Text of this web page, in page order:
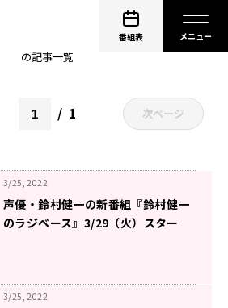
番組表
の記事一覧
1 次ページ
3/25, 2022
声優・鈴村健一の新番組『鈴村健一
のラジベース』3/29（火）スター
3/25, 2022